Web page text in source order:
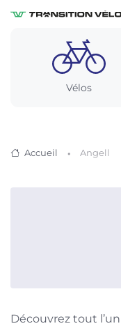
Vélos
Accueil Angell
Découvrez tout